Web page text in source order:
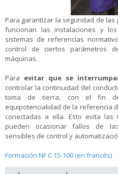
Para garantizar la seguridad de
funcionan las instalaciones y
sistemas de referencias
control de ciertos parámetros
máquinas.
Para evitar que se
controlar la continuidad del
toma de tierra, con el fin
equipotencialidad de la referencia
conectadas a ella. Esto evita las
pueden ocasionar fallos de
sensibles de control y
Formación NF C 15-100 (en francés)